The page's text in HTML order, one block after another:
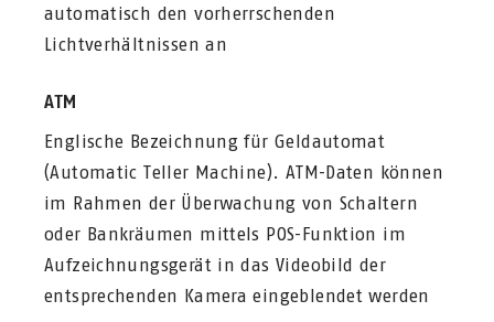
automatisch den vorherrschenden
Lichtverhältnissen an
ATM
Englische Bezeichnung für Geldautomat
(Automatic Teller Machine). ATM-Daten können
im Rahmen der Überwachung von Schaltern
oder Bankräumen mittels POS-Funktion im
Aufzeichnungsgerät in das Videobild der
entsprechenden Kamera eingeblendet werden